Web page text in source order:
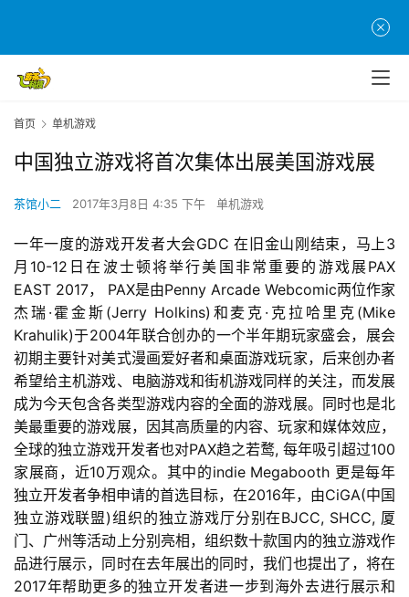
首页 单机游戏
中国独立游戏将首次集体出展美国游戏展
茶馆小二 2017年3月8日 4:35 下午 单机游戏
一年一度的游戏开发者大会GDC 在旧金山刚结束，马上3
月10-12日在波士顿将举行美国非常重要的游戏展PAX
EAST 2017， PAX是由Penny Arcade Webcomic两位作家
杰瑞·霍金斯(Jerry Holkins)和麦克·克拉哈里克(Mike
Krahulik)于2004年联合创办的一个半年期玩家盛会，展会
初期主要针对美式漫画爱好者和桌面游戏玩家，后来创办者
希望给主机游戏、电脑游戏和街机游戏同样的关注，而发展
成为今天包含各类型游戏内容的全面的游戏展。同时也是北
美最重要的游戏展，因其高质量的内容、玩家和媒体效应，
全球的独立游戏开发者也对PAX趋之若鹜, 每年吸引超过100
家展商，近10万观众。其中的indie Megabooth 更是每年
独立开发者争相申请的首选目标，在2016年，由CiGA(中国
独立游戏联盟)组织的独立游戏厅分别在BJCC, SHCC, 厦
门、广州等活动上分别亮相，组织数十款国内的独立游戏作
品进行展示，同时在去年展出的同时，我们也提出了，将在
2017年帮助更多的独立开发者进一步到海外去进行展示和